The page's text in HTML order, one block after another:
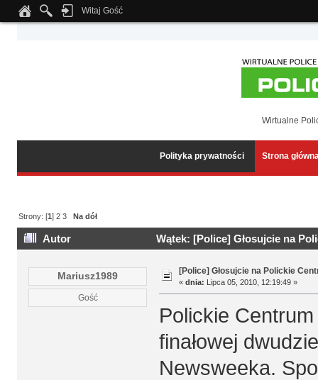
Notice: Undefined index: tapatalk_body_hook in
Witaj Gość
Wirtualne
Polityka prywatności Strona
Strony: [1]2 3 Na dół
Autor Wątek: [Police] Głosujcie na
Mariusz1989
Gość
[Police] Głosujcie na Polickie
« dnia: Lipca 05, 2010, 12:19:49 »
Polickie
finałowej
Newsweeka.